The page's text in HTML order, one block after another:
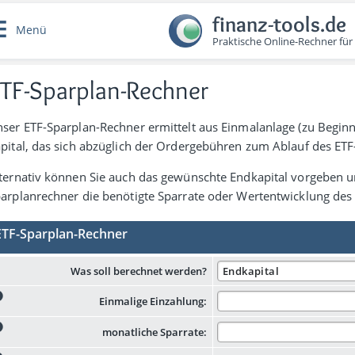
Menü finanz-tools.de
Praktische Online-Rechner
Sparplan-Rechner
ETF-Sparplan-Rechner ermittelt aus Einmal­anlage (zu
das sich abzüglich der Order­gebühren zum Ablauf des
können Sie auch das gewünschte Endkapital vor­geben
die benötigte Sparrate oder Wertentwicklung des
Sparplan-Rechner
Was soll berechnet werden?
Einmalige Einzahlung:
monatliche Sparrate: